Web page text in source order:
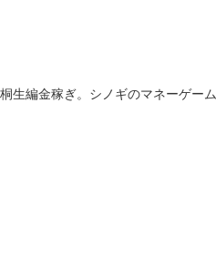
生編金稼ぎ。シノギのマネーゲー